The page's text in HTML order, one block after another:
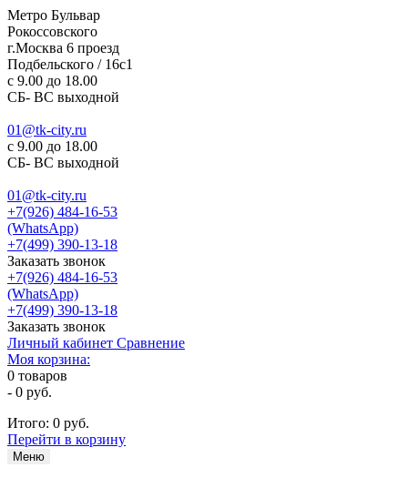
Метро Бульвар
Рокоссовского
г.Москва 6 проезд
Подбельского / 16с1
c 9.00 до 18.00
СБ- ВС выходной
01@tk-city.ru
c 9.00 до 18.00
СБ- ВС выходной
01@tk-city.ru
+7(926) 484-16-53
(WhatsApp)
+7(499) 390-13-18
Заказать звонок
+7(926) 484-16-53
(WhatsApp)
+7(499) 390-13-18
Заказать звонок
Личный кабинет Сравнение
Моя корзина:
0 товаров
- 0 руб.
Итого: 0 руб.
Перейти в корзину
Меню